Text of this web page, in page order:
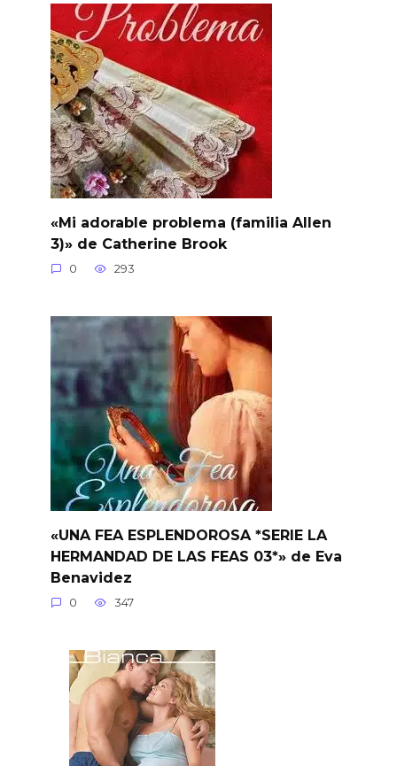
«Mi adorable problema (familia Allen
3)» de Catherine Brook
0 293
«UNA FEA ESPLENDOROSA *SERIE LA
HERMANDAD DE LAS FEAS 03*» de Eva
Benavidez
0 347